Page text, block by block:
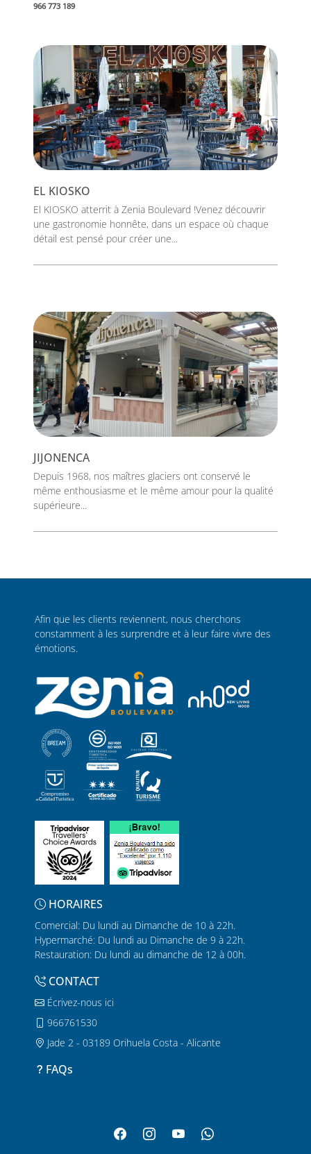
966 773 189
EL KIOSKO
El KIOSKO atterrit à Zenia Boulevard !Venez découvrir
une gastronomie honnête, dans un espace où chaque
détail est pensé pour créer une...
JIJONENCA
Depuis 1968, nos maîtres glaciers ont conservé le
même enthousiasme et le même amour pour la qualité
supérieure...
Afin que les clients reviennent, nous cherchons
constamment à les surprendre et à leur faire vivre des
émotions.
HORAIRES
Comercial: Du lundi au Dimanche de 10 à 22h.
Hypermarché: Du lundi au Dimanche de 9 à 22h.
Restauration: Du lundi au dimanche de 12 à 00h.
CONTACT
Écrivez-nous ici
966761530
Jade 2 - 03189 Orihuela Costa - Alicante
FAQs